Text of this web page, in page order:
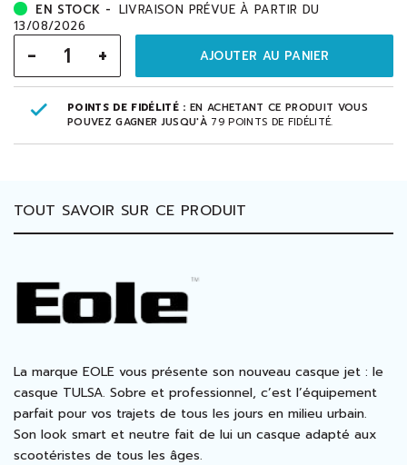
EN STOCK - LIVRAISON PRÉVUE À PARTIR DU
13/08/2026
- + AJOUTER AU PANIER
POINTS DE FIDÉLITÉ : EN ACHETANT CE PRODUIT VOUS
POUVEZ GAGNER JUSQU'À 79POINTS DE FIDÉLITÉ.
TOUT SAVOIR SUR CE PRODUIT
La marque EOLE vous présente son nouveau casque jet : le
casque TULSA. Sobre et professionnel, c’est l’équipement
parfait pour vos trajets de tous les jours en milieu urbain.
Son look smart et neutre fait de lui un casque adapté aux
scootéristes de tous les âges.